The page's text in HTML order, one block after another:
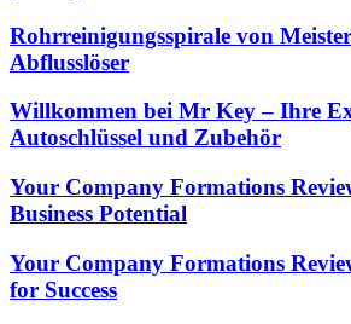
Rohrreinigungsspirale von
Abflusslöser
Willkommen bei Mr Key – Ihre
Autoschlüssel und Zubehör
Your Company Formations
Business Potential
Your Company Formations
for Success